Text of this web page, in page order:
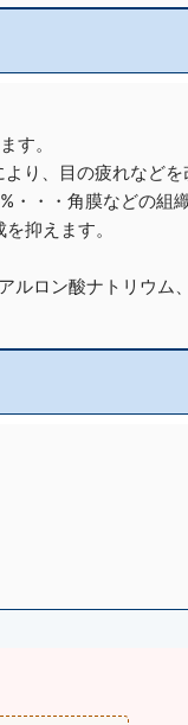
す。
り、目の疲れなどを
・・角膜などの組
抑えます。
ロン酸ナトリウ